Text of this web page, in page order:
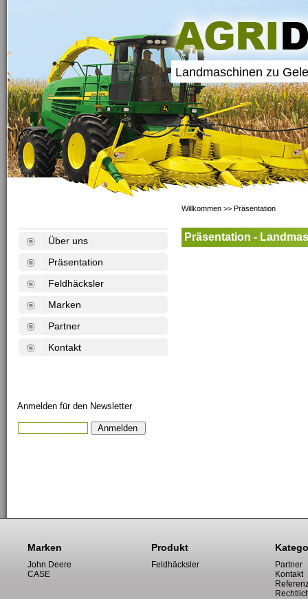
Landmaschinen zu
Willkommen >>Präsentation
Über uns
Präsentation
Feldhäcksler
Marken
Partner
Kontakt
Anmelden für den Newsletter
Präsentation -
Marken
John Deere
CASE
Produkt
Feldhäcksler
Partner
Kontakt